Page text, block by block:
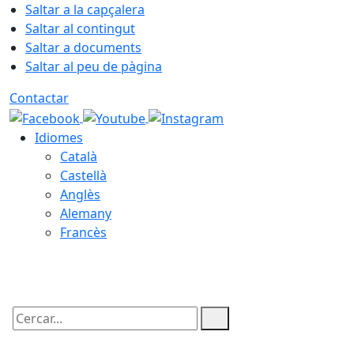
Saltar a la capçalera
Saltar al contingut
Saltar a documents
Saltar al peu de pàgina
Contactar
Idiomes
Català
Castellà
Anglès
Alemany
Francès
Cercar: